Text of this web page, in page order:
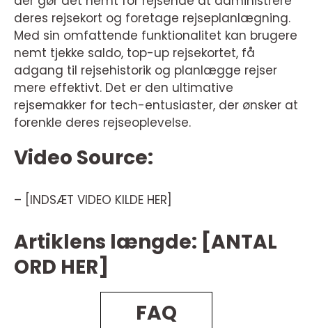
deres rejsekort og foretage rejseplanlægning.
Med sin omfattende funktionalitet kan brugere
nemt tjekke saldo, top-up rejsekortet, få
adgang til rejsehistorik og planlægge rejser
mere effektivt. Det er den ultimative
rejsemakker for tech-entusiaster, der ønsker at
forenkle deres rejseoplevelse.
Video Source:
– [INDSÆT VIDEO KILDE HER]
Artiklens længde: [ANTAL
ORD HER]
FAQ